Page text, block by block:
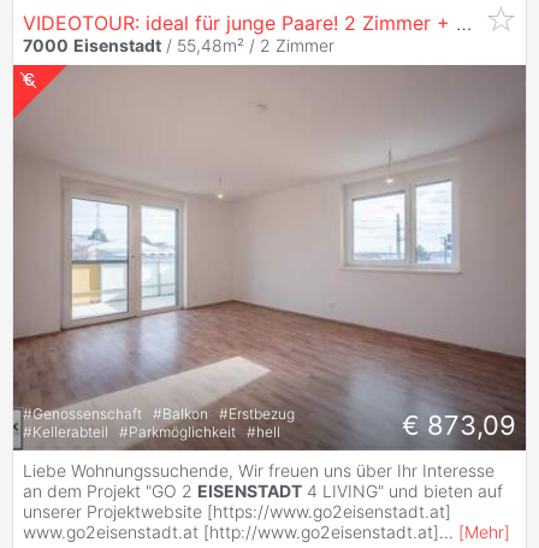
VIDEOTOUR: ideal für junge Paare! 2 Zimmer + Balkon + 2 KFZ-Stellplätze in
7000 Eisenstadt / 55,48m² / 2 Zimmer
#Genossenschaft #Balkon #Erstbezug
#Kellerabteil #Parkmöglichkeit #hell € 873,09
Liebe Wohnungssuchende, Wir freuen uns über Ihr Interesse
an dem Projekt "GO 2 EISENSTADT 4 LIVING" und bieten auf
unserer Projektwebsite [https://www.go2eisenstadt.at]
www.go2eisenstadt.at [http://www.go2eisenstadt.at]... [Mehr]